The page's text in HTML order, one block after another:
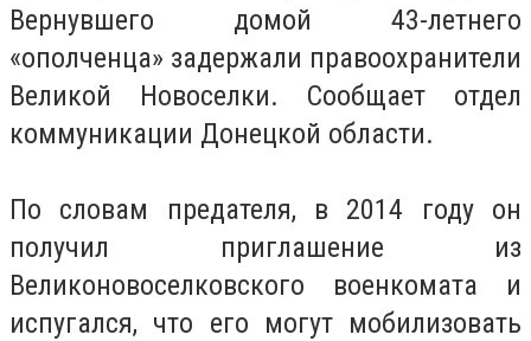
Вернувшего домой 43-летнего
«ополченца» задержали правоохранители
Великой Новоселки. Сообщает отдел
коммуникации Донецкой области.
По словам предателя, в 2014 году он
получил приглашение из
Великоновоселковского военкомата и
испугался, что его могут мобилизовать